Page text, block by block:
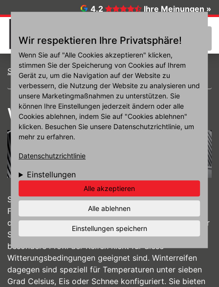
Wir respektieren Ihre Privatsphäre!
Wenn Sie auf "Alle Cookies akzeptieren" klicken,
stimmen Sie der Speicherung von Cookies auf Ihrem
Gerät zu, um die Navigation auf der Website zu
verbessern, die Nutzung der Website zu analysieren und
unsere Marketingmaßnahmen zu unterstützen. Sie
können Ihre Einstellungen jederzeit ändern oder alle
Cookies ablehnen, indem Sie auf "Cookies ablehnen"
klicken. Besuchen Sie unsere Datenschutzrichtlinie, um
mehr zu erfahren.
Datenschutzrichtlinie
Einstellungen
Alle akzeptieren
Alle ablehnen
Einstellungen speichern
4.2 Ihre Meinungen »
Startseite Reifen Winterreifen
Winterreifen
Schneebedeckte, vereiste oder einfach nur nasse
Fahrbahnen bei geringen Außentemperaturen lassen
die Haftung von Reifen absinken. Das gilt vor allem für
Sommerreifen, da ihre harte Gummimischung und das
besondere Profil der Reifen nicht für diese
Witterungsbedingungen geeignet sind. Winterreifen
dagegen sind speziell für Temperaturen unter sieben
Grad Celsius, Eis oder Schnee konfiguriert. Sie bieten